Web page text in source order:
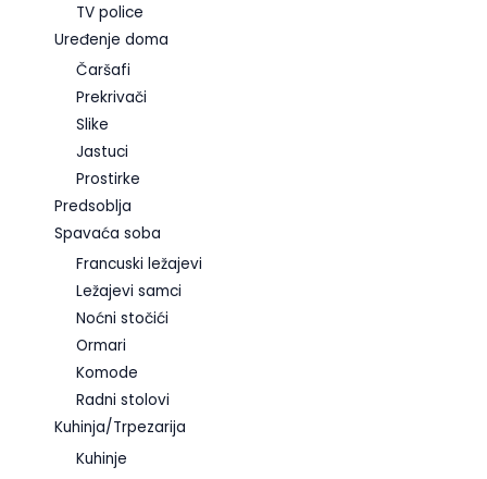
TV police
Uređenje doma
Čaršafi
Prekrivači
Slike
Jastuci
Prostirke
Predsoblja
Spavaća soba
Francuski ležajevi
Ležajevi samci
Noćni stočići
Ormari
Komode
Radni stolovi
Kuhinja/Trpezarija
Kuhinje